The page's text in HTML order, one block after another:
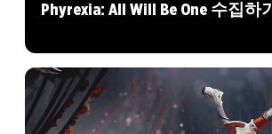
Phyrexia: All Will Be One 수집하기